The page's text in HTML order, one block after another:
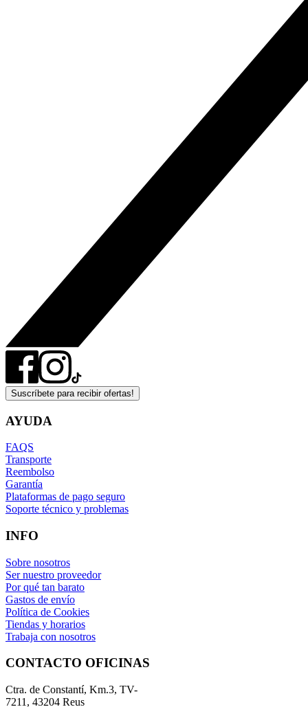
Suscríbete para recibir ofertas!
AYUDA
FAQS
Transporte
Reembolso
Garantía
Plataformas de pago seguro
Soporte técnico y problemas
INFO
Sobre nosotros
Ser nuestro proveedor
Por qué tan barato
Gastos de envío
Política de Cookies
Tiendas y horarios
Trabaja con nosotros
CONTACTO OFICINAS
Ctra. de Constantí, Km.3, TV-
7211, 43204 Reus